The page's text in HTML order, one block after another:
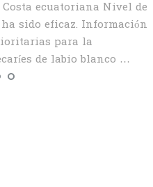
ecuatoriana Nivel de
sido eficaz. Información
para la
de labio blanco …